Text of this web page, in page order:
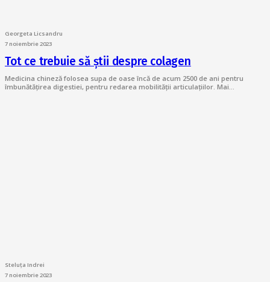
Georgeta Licsandru
7 noiembrie 2023
Tot ce trebuie să știi despre colagen
Medicina chineză folosea supa de oase încă de acum 2500 de ani pentru
îmbunătățirea digestiei, pentru redarea mobilității articulațiilor. Mai…
Steluța Indrei
7 noiembrie 2023